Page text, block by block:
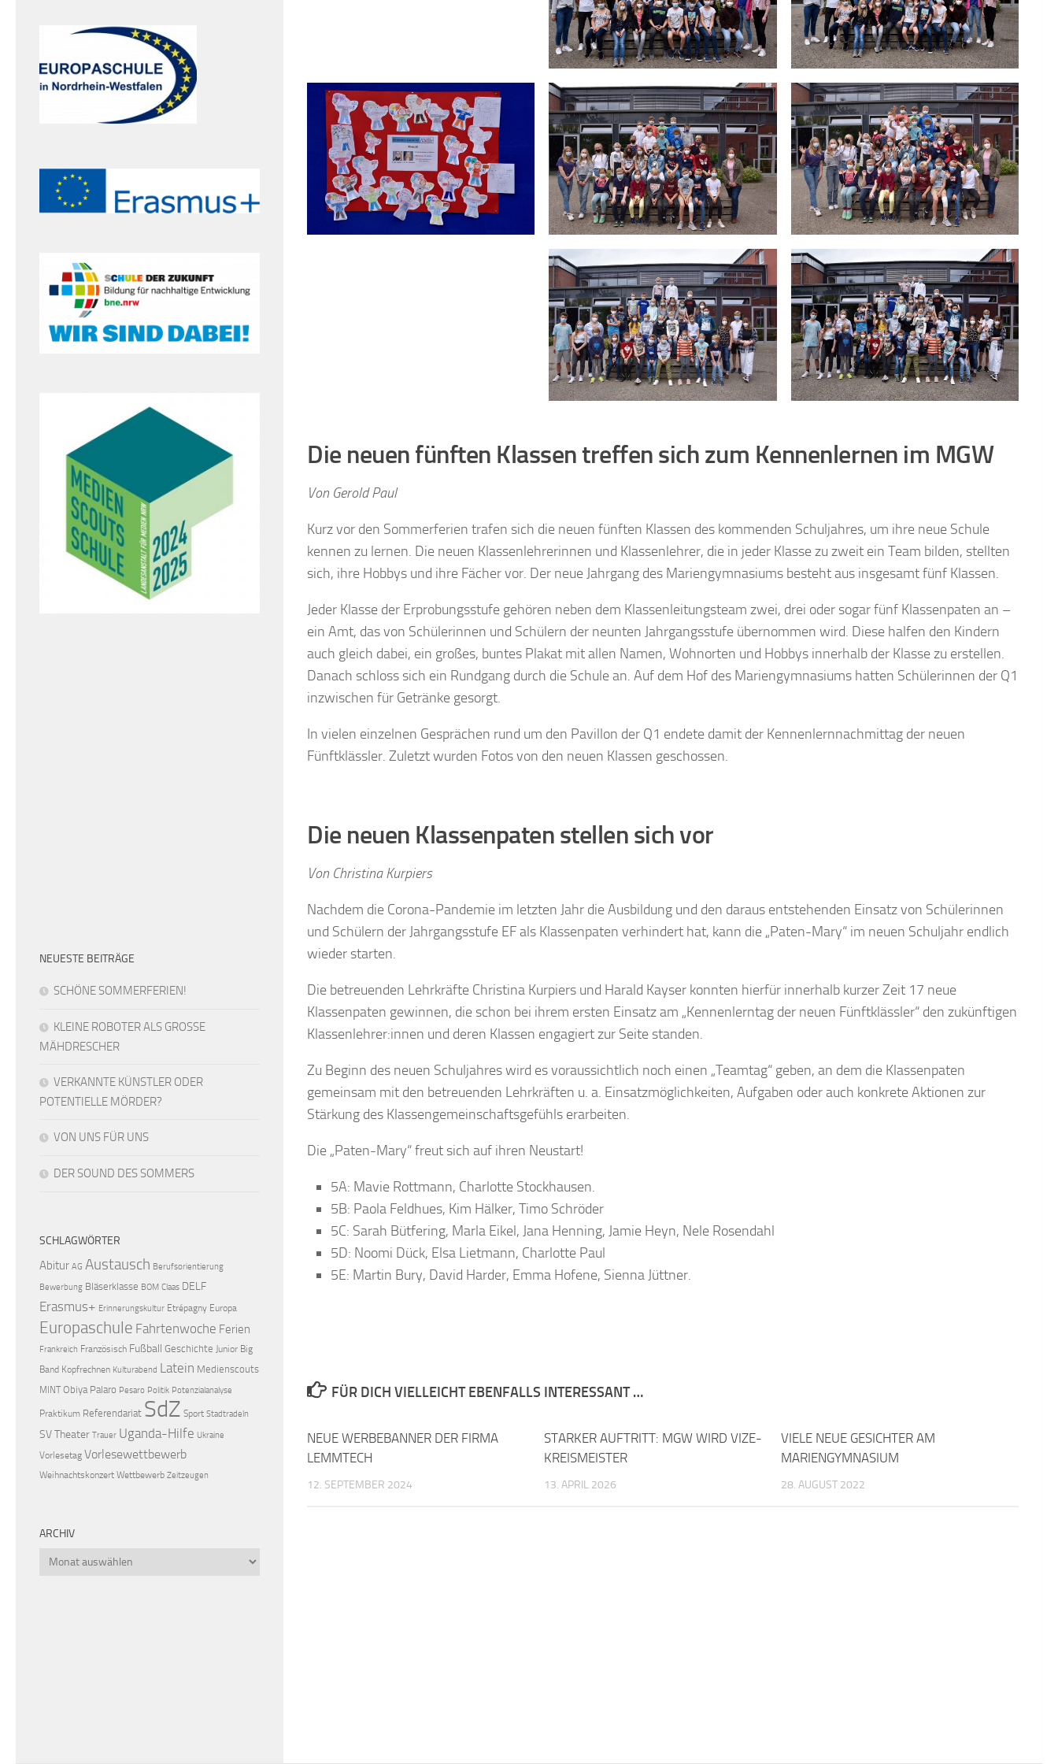
Die neuen fünften Klassen treffen sich zum Kennenlernen im MGW
Von Gerold Paul
Kurz vor den Sommerferien trafen sich die neuen fünften Klassen des kommenden Schuljahres, um ihre neue Schule
kennen zu lernen. Die neuen Klassenlehrerinnen und Klassenlehrer, die in jeder Klasse zu zweit ein Team bilden, stellten
sich, ihre Hobbys und ihre Fächer vor. Der neue Jahrgang des Mariengymnasiums besteht aus insgesamt fünf Klassen.
Jeder Klasse der Erprobungsstufe gehören neben dem Klassenleitungsteam zwei, drei oder sogar fünf Klassenpaten an –
ein Amt, das von Schülerinnen und Schülern der neunten Jahrgangsstufe übernommen wird. Diese halfen den Kindern
auch gleich dabei, ein großes, buntes Plakat mit allen Namen, Wohnorten und Hobbys innerhalb der Klasse zu erstellen.
Danach schloss sich ein Rundgang durch die Schule an. Auf dem Hof des Mariengymnasiums hatten Schülerinnen der Q1
inzwischen für Getränke gesorgt.
In vielen einzelnen Gesprächen rund um den Pavillon der Q1 endete damit der Kennenlernnachmittag der neuen
Fünftklässler. Zuletzt wurden Fotos von den neuen Klassen geschossen.
Die neuen Klassenpaten stellen sich vor
Von Christina Kurpiers
Nachdem die Corona-Pandemie im letzten Jahr die Ausbildung und den daraus entstehenden Einsatz von Schülerinnen
und Schülern der Jahrgangsstufe EF als Klassenpaten verhindert hat, kann die „Paten-Mary“ im neuen Schuljahr endlich
wieder starten.
Die betreuenden Lehrkräfte Christina Kurpiers und Harald Kayser konnten hierfür innerhalb kurzer Zeit 17 neue
Klassenpaten gewinnen, die schon bei ihrem ersten Einsatz am „Kennenlerntag der neuen Fünftklässler“ den zukünftigen
Klassenlehrer:innen und deren Klassen engagiert zur Seite standen.
Zu Beginn des neuen Schuljahres wird es voraussichtlich noch einen „Teamtag“ geben, an dem die Klassenpaten
gemeinsam mit den betreuenden Lehrkräften u. a. Einsatzmöglichkeiten, Aufgaben oder auch konkrete Aktionen zur
Stärkung des Klassengemeinschaftsgefühls erarbeiten.
Die „Paten-Mary“ freut sich auf ihren Neustart!
5A: Mavie Rottmann, Charlotte Stockhausen.
5B: Paola Feldhues, Kim Hälker, Timo Schröder
5C: Sarah Bütfering, Marla Eikel, Jana Henning, Jamie Heyn, Nele Rosendahl
5D: Noomi Dück, Elsa Lietmann, Charlotte Paul
5E: Martin Bury, David Harder, Emma Hofene, Sienna Jüttner.
FÜR DICH VIELLEICHT EBENFALLS INTERESSANT …
NEUE WERBEBANNER DER FIRMA
LEMMTECH
12. SEPTEMBER 2024
STARKER AUFTRITT: MGW WIRD VIZE-
KREISMEISTER
13. APRIL 2026
VIELE NEUE GESICHTER AM
MARIENGYMNASIUM
28. AUGUST 2022
NEUESTE BEITRÄGE
SCHÖNE SOMMERFERIEN!
KLEINE ROBOTER ALS GROSSE
MÄHDRESCHER
VERKANNTE KÜNSTLER ODER
POTENTIELLE MÖRDER?
VON UNS FÜR UNS
DER SOUND DES SOMMERS
SCHLAGWÖRTER
Abitur AG Austausch Berufsorientierung
Bewerbung Bläserklasse BOM Claas DELF
Erasmus+ Erinnerungskultur Etrépagny Europa
Europaschule Fahrtenwoche Ferien
Frankreich Französisch Fußball Geschichte Junior Big
Band Kopfrechnen Kulturabend Latein Medienscouts
MINT Obiya Palaro Pesaro Politik Potenzialanalyse
Praktikum Referendariat SdZ Sport Stadtradeln
SVTheater Trauer Uganda-Hilfe Ukraine
Vorlesetag Vorlesewettbewerb
Weihnachtskonzert Wettbewerb Zeitzeugen
ARCHIV